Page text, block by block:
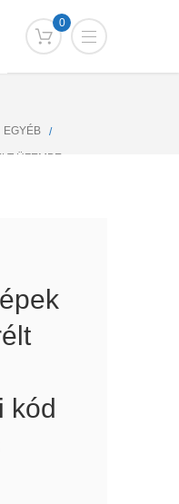
0
EGYÉB
ÜZEMBE
kód